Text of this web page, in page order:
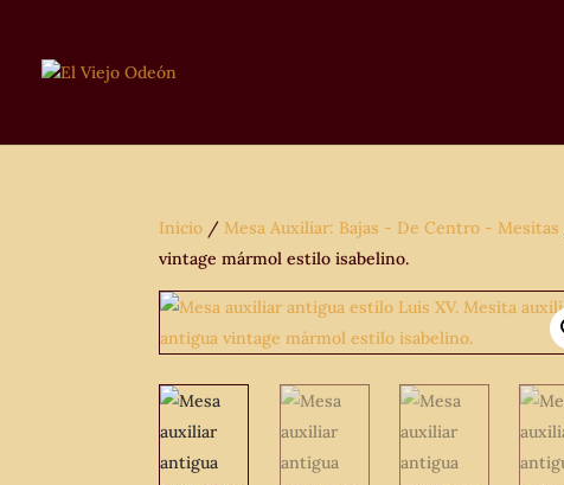
Inicio / Mesa Auxiliar: Bajas - De Centro - Mesitas
vintage mármol estilo isabelino.